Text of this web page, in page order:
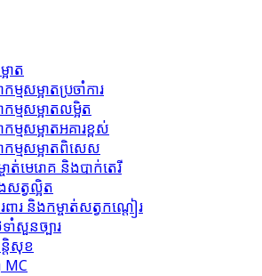
ាត
កម្ម​សម្អាតប្រចាំការ
កម្ម​សម្អាត​លម្អិត
កម្ម​សម្អាត​អគារខ្ពស់
កម្ម​សម្អាត​ពិសេស
ចាត់​មេរោគ និងបាក់តេរី
សត្វល្អិត​
រពារ និងកម្ចាត់​សត្វកណ្តៀរ
ទាំ​សួនច្បារ
តិសុខ